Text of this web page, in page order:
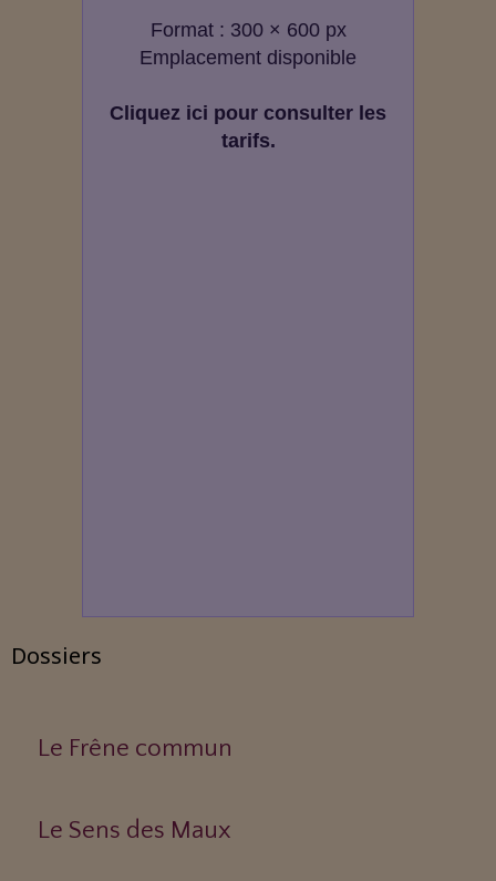
Format : 300 × 600 px
Emplacement disponible
Cliquez ici pour consulter les
tarifs.
Dossiers
Le Frêne commun
Le Sens des Maux